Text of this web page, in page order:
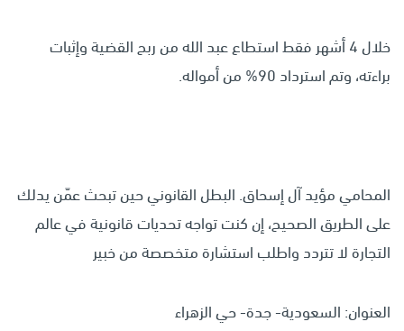
خلال 4 أشهر فقط استطاع عبد الله من ربح القضية وإثبات
براءته، وتم استرداد 90% من أمواله.
المحامي مؤيد آل إسحاق. البطل القانوني حين تبحث عمّن يدلك
على الطريق الصحيح، إن كنت تواجه تحديات قانونية في عالم
التجارة لا تتردد واطلب استشارة متخصصة من خبير
العنوان: السعودية- جدة- حي الزهراء